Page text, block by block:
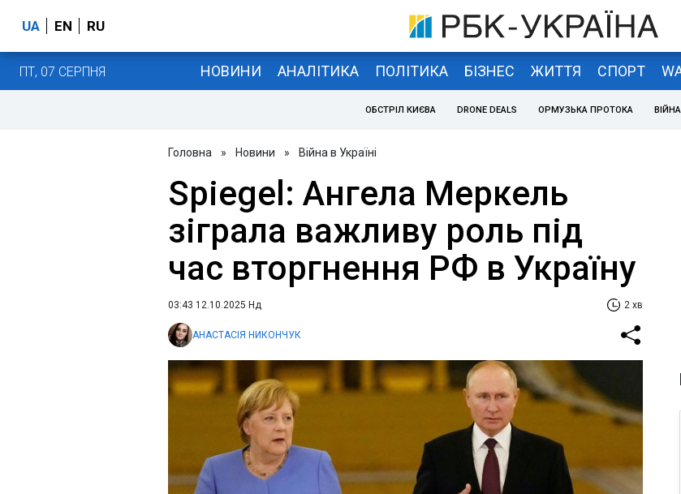
UA EN RU
ПТ, 07 СЕРПНЯ НОВИНИ АНАЛІТИКА ПОЛІТИКА БІЗНЕС ЖИТТЯ СПОРТ
ОБСТРІЛ КИЄВА DRONE DEALS ОРМУЗЬКА ПРОТОКА
Головна » Новини » Війна в Україні
Spiegel: Ангела Меркель
зіграла важливу роль під
час вторгнення РФ в Україну
03:43 12.10.2025 Нд 2 хв
АНАСТАСІЯ НИКОНЧУК